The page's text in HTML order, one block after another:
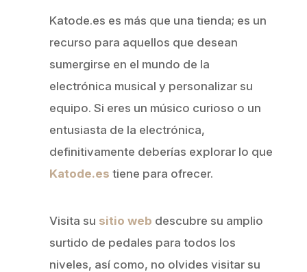
Katode.es es más que una tienda; es un
recurso para aquellos que desean
sumergirse en el mundo de la
electrónica musical y personalizar su
equipo. Si eres un músico curioso o un
entusiasta de la electrónica,
definitivamente deberías explorar lo que
Katode.es tiene para ofrecer.
Visita su sitio web descubre su amplio
surtido de pedales para todos los
niveles, así como, no olvides visitar su